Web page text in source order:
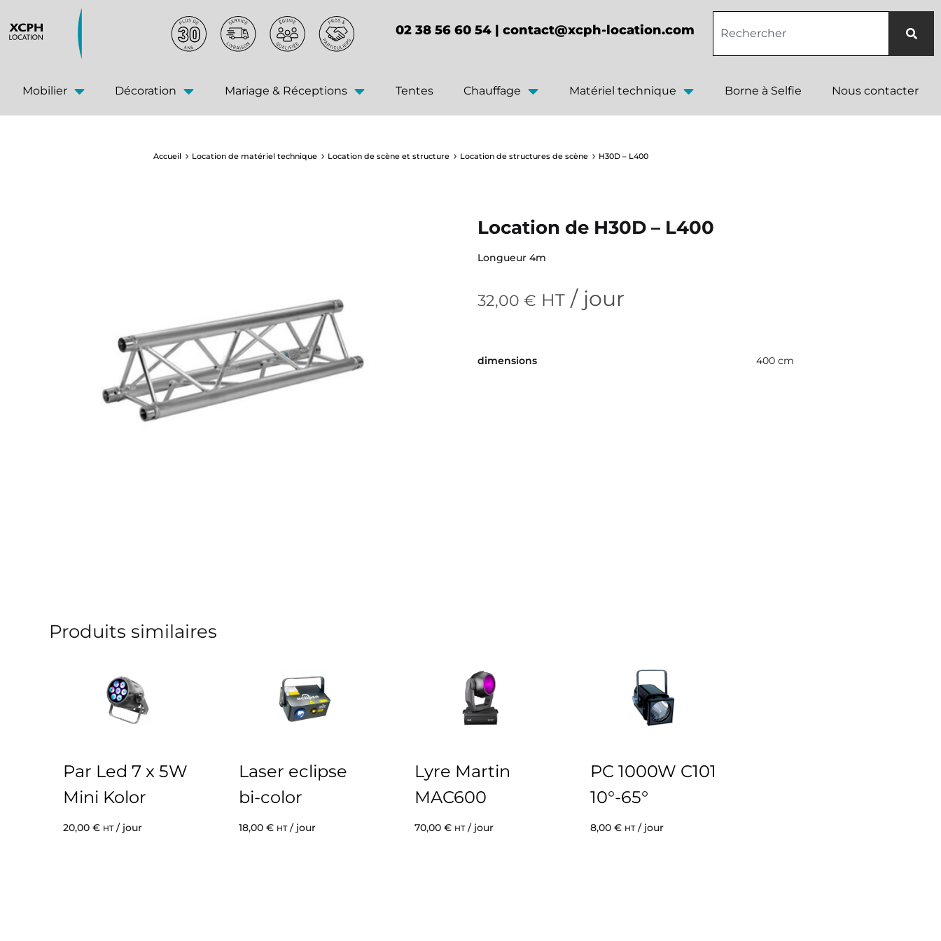
02 38 56 60 54 | contact@xcph-location.com
Mobilier Décoration Mariage & Réceptions Tentes Chauffage Matériel technique Borne à Selfie Nous contacter
Accueil Location de matériel technique Location de scène et structure Location de structures de scène H30D – L400
Location de H30D – L400
Longueur 4m
32,00 € HT / jour
dimensions 400 cm
Produits similaires
Par Led 7 x 5W
Mini Kolor
20,00 € HT/ jour
Laser eclipse
bi-color
18,00 € HT/ jour
Lyre Martin
MAC600
70,00 € HT/ jour
PC 1000W C101
10°-65°
8,00 € HT/ jour